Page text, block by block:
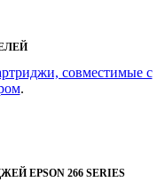
совместимые с
.
EPSON 266 SERIES